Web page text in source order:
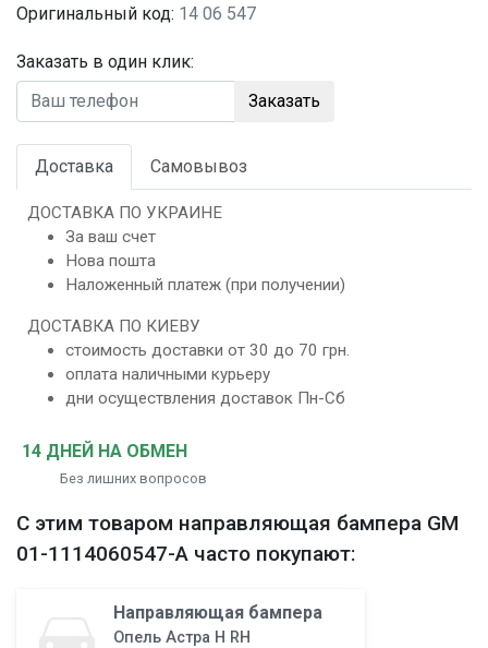
Оригинальный код: 14 06 547
Заказать в один клик:
Заказать
Доставка Самовывоз
ДОСТАВКА ПО УКРАИНЕ
За ваш счет
Нова пошта
Наложенный платеж (при получении)
ДОСТАВКА ПО КИЕВУ
стоимость доставки от 30 до 70 грн.
оплата наличными курьеру
дни осуществления доставок Пн-Сб
14 ДНЕЙ НА ОБМЕН
Без лишних вопросов
С этим товаром направляющая бампера GM
01-1114060547-A часто покупают:
Направляющая бампера
Опель Астра H RH